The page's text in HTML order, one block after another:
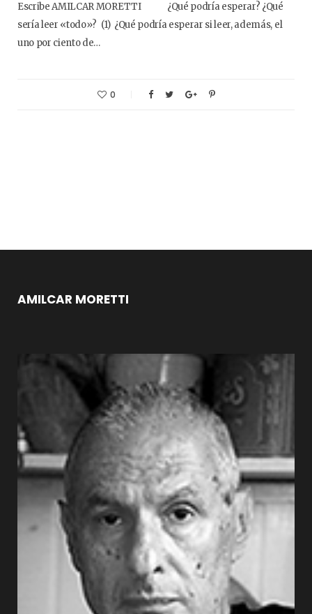
Escribe AMILCAR MORETTI ¿Qué podría esperar? ¿Qué
sería leer «todo»? (1) ¿Qué podría esperar si leer, además, el
uno por ciento de…
0
AMILCAR MORETTI